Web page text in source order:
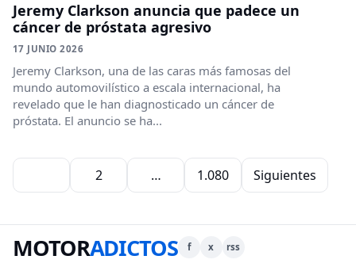
Jeremy Clarkson anuncia que padece un
cáncer de próstata agresivo
17 JUNIO 2026
Jeremy Clarkson, una de las caras más famosas del
mundo automovilístico a escala internacional, ha
revelado que le han diagnosticado un cáncer de
próstata. El anuncio se ha...
Paginación de entradas
2 … 1.080 Siguientes
MOTORADICTOS f x rss